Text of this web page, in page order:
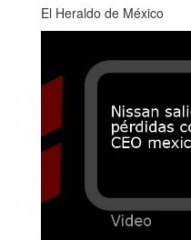
El Heraldo de México